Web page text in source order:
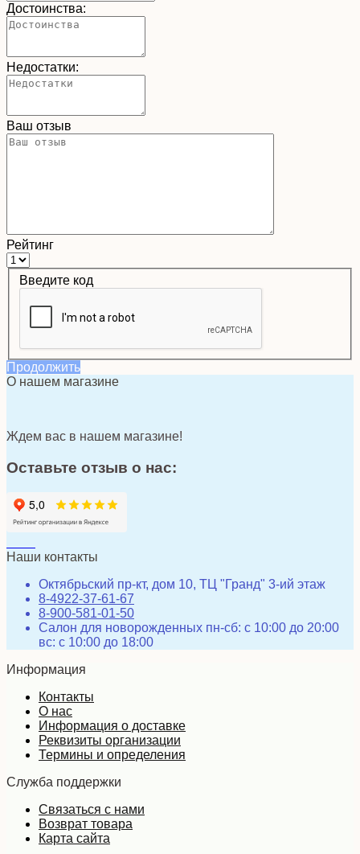
Достоинства:
Недостатки:
Ваш отзыв
Рейтинг
Введите код
Продолжить
О нашем магазине
Ждем вас в нашем магазине!
Оставьте отзыв о нас:
Наши контакты
Октябрьский пр-кт, дом 10, ТЦ "Гранд" 3-ий этаж
8-4922-37-61-67
8-900-581-01-50
Салон для новорожденных пн-сб: с 10:00 до 20:00
вс: с 10:00 до 18:00
Информация
Контакты
О нас
Информация о доставке
Реквизиты организации
Термины и определения
Служба поддержки
Связаться с нами
Возврат товара
Карта сайта